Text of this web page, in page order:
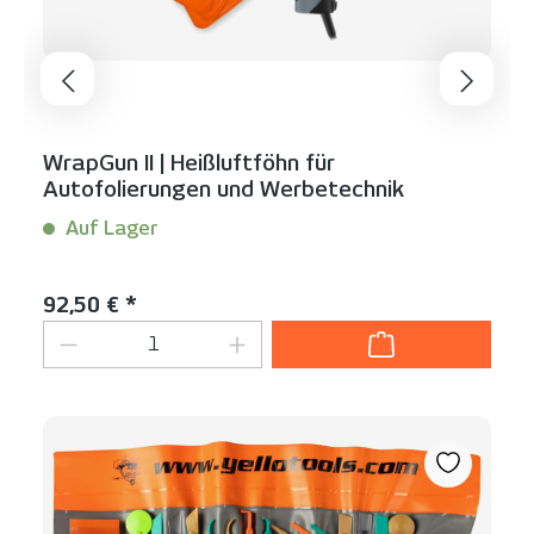
WrapGun II | Heißluftföhn für
Autofolierungen und Werbetechnik
Auf Lager
Regulärer Preis:
92,50 € *
Produkt Anzahl: Gib den